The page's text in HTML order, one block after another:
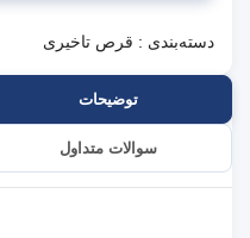
دسته‌بندی : قرص تاخیری
توضیحات
سوالات متداول